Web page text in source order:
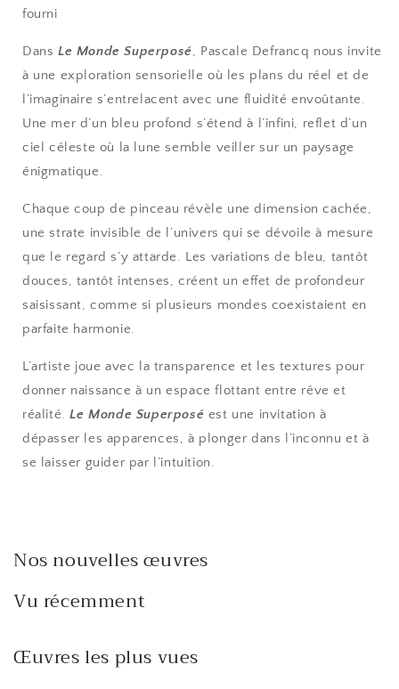
fourni
Dans Le Monde Superposé, Pascale Defrancq nous invite
à une exploration sensorielle où les plans du réel et de
l’imaginaire s’entrelacent avec une fluidité envoûtante.
Une mer d’un bleu profond s’étend à l’infini, reflet d’un
ciel céleste où la lune semble veiller sur un paysage
énigmatique.
Chaque coup de pinceau révèle une dimension cachée,
une strate invisible de l’univers qui se dévoile à mesure
que le regard s’y attarde. Les variations de bleu, tantôt
douces, tantôt intenses, créent un effet de profondeur
saisissant, comme si plusieurs mondes coexistaient en
parfaite harmonie.
L’artiste joue avec la transparence et les textures pour
donner naissance à un espace flottant entre rêve et
réalité.Le Monde Superposé est une invitation à
dépasser les apparences, à plonger dans l’inconnu et à
se laisser guider par l’intuition.
Nos nouvelles œuvres
Vu récemment
Œuvres les plus vues